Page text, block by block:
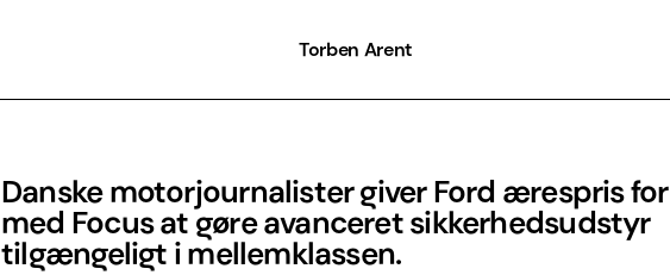
Torben Arent
Danske motorjournalister giver Ford ærespris for
med Focus at gøre avanceret sikkerhedsudstyr
tilgængeligt i mellemklassen.